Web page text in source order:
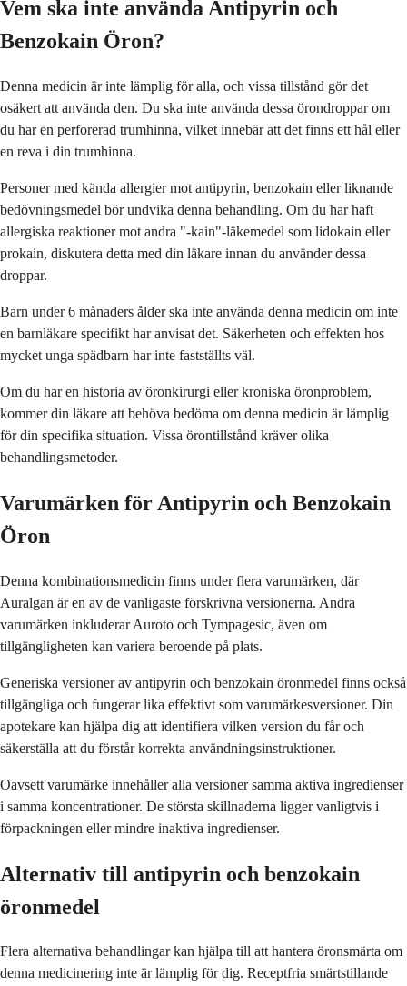
Vem ska inte använda Antipyrin och
Benzokain Öron?
Denna medicin är inte lämplig för alla, och vissa tillstånd gör det
osäkert att använda den. Du ska inte använda dessa örondroppar om
du har en perforerad trumhinna, vilket innebär att det finns ett hål eller
en reva i din trumhinna.
Personer med kända allergier mot antipyrin, benzokain eller liknande
bedövningsmedel bör undvika denna behandling. Om du har haft
allergiska reaktioner mot andra "-kain"-läkemedel som lidokain eller
prokain, diskutera detta med din läkare innan du använder dessa
droppar.
Barn under 6 månaders ålder ska inte använda denna medicin om inte
en barnläkare specifikt har anvisat det. Säkerheten och effekten hos
mycket unga spädbarn har inte fastställts väl.
Om du har en historia av öronkirurgi eller kroniska öronproblem,
kommer din läkare att behöva bedöma om denna medicin är lämplig
för din specifika situation. Vissa örontillstånd kräver olika
behandlingsmetoder.
Varumärken för Antipyrin och Benzokain
Öron
Denna kombinationsmedicin finns under flera varumärken, där
Auralgan är en av de vanligaste förskrivna versionerna. Andra
varumärken inkluderar Auroto och Tympagesic, även om
tillgängligheten kan variera beroende på plats.
Generiska versioner av antipyrin och benzokain öronmedel finns också
tillgängliga och fungerar lika effektivt som varumärkesversioner. Din
apotekare kan hjälpa dig att identifiera vilken version du får och
säkerställa att du förstår korrekta användningsinstruktioner.
Oavsett varumärke innehåller alla versioner samma aktiva ingredienser
i samma koncentrationer. De största skillnaderna ligger vanligtvis i
förpackningen eller mindre inaktiva ingredienser.
Alternativ till antipyrin och benzokain
öronmedel
Flera alternativa behandlingar kan hjälpa till att hantera öronsmärta om
denna medicinering inte är lämplig för dig. Receptfria smärtstillande